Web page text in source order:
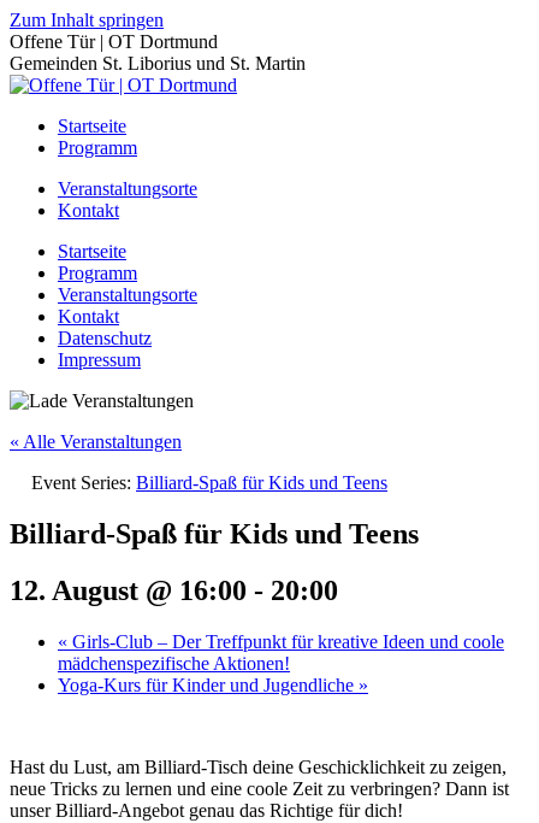
Zum Inhalt springen
Offene Tür | OT Dortmund
Gemeinden St. Liborius und St. Martin
Startseite
Programm
Veranstaltungsorte
Kontakt
Startseite
Programm
Veranstaltungsorte
Kontakt
Datenschutz
Impressum
« Alle Veranstaltungen
Event Series: Billiard-Spaß für Kids und Teens
Billiard-Spaß für Kids und Teens
12. August @ 16:00 - 20:00
« Girls-Club – Der Treffpunkt für kreative Ideen und coole
mädchenspezifische Aktionen!
Yoga-Kurs für Kinder und Jugendliche »
Hast du Lust, am Billiard-Tisch deine Geschicklichkeit zu zeigen,
neue Tricks zu lernen und eine coole Zeit zu verbringen? Dann ist
unser Billiard-Angebot genau das Richtige für dich!